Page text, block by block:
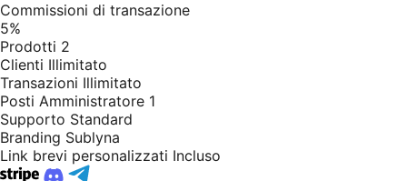
Commissioni di transazione
5%
Prodotti 2
Clienti Illimitato
Transazioni Illimitato
Posti Amministratore 1
Supporto Standard
Branding Sublyna
Link brevi personalizzati Incluso